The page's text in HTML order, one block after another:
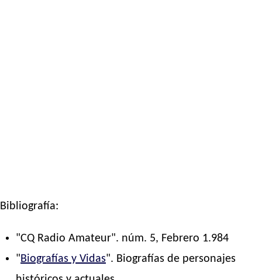
Bibliografía:
"CQ Radio Amateur". núm. 5, Febrero 1.984
"Biografías y Vidas". Biografías de personajes